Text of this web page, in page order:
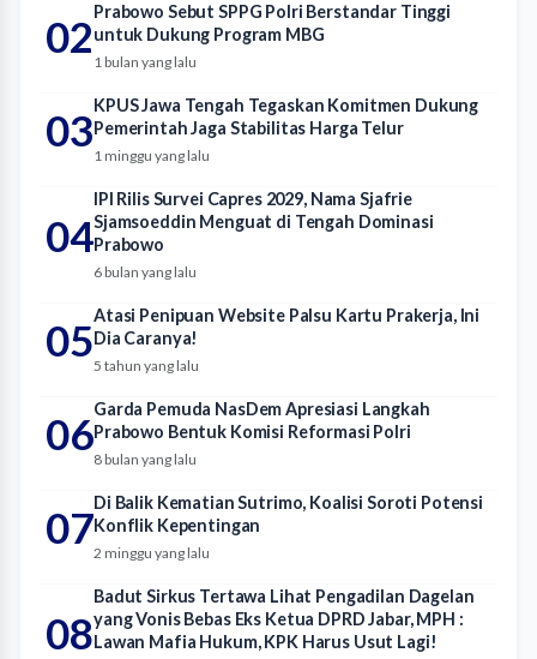
02Prabowo Sebut SPPG Polri Berstandar Tinggi
untuk Dukung Program MBG
1 bulan yang lalu
03KPUS Jawa Tengah Tegaskan Komitmen Dukung
Pemerintah Jaga Stabilitas Harga Telur
1 minggu yang lalu
04
IPI Rilis Survei Capres 2029, Nama Sjafrie
Sjamsoeddin Menguat di Tengah Dominasi
Prabowo
6 bulan yang lalu
05Atasi Penipuan Website Palsu Kartu Prakerja, Ini
Dia Caranya!
5 tahun yang lalu
06Garda Pemuda NasDem Apresiasi Langkah
Prabowo Bentuk Komisi Reformasi Polri
8 bulan yang lalu
07Di Balik Kematian Sutrimo, Koalisi Soroti Potensi
Konflik Kepentingan
2 minggu yang lalu
08
Badut Sirkus Tertawa Lihat Pengadilan Dagelan
yang Vonis Bebas Eks Ketua DPRD Jabar, MPH :
Lawan Mafia Hukum, KPK Harus Usut Lagi!